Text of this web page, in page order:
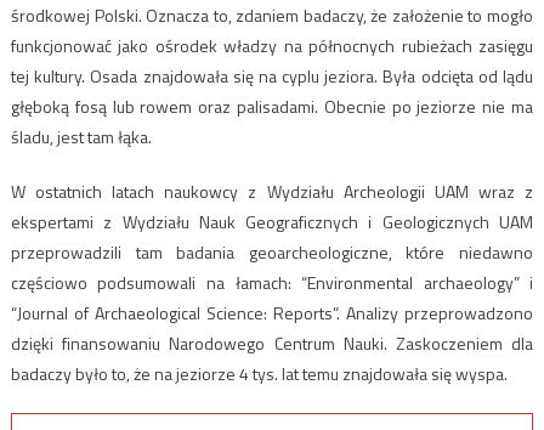
środkowej Polski. Oznacza to, zdaniem badaczy, że założenie to mogło
funkcjonować jako ośrodek władzy na północnych rubieżach zasięgu
tej kultury. Osada znajdowała się na cyplu jeziora. Była odcięta od lądu
głęboką fosą lub rowem oraz palisadami. Obecnie po jeziorze nie ma
śladu, jest tam łąka.
W ostatnich latach naukowcy z Wydziału Archeologii UAM wraz z
ekspertami z Wydziału Nauk Geograficznych i Geologicznych UAM
przeprowadzili tam badania geoarcheologiczne, które niedawno
częściowo podsumowali na łamach: “Environmental archaeology” i
“Journal of Archaeological Science: Reports”. Analizy przeprowadzono
dzięki finansowaniu Narodowego Centrum Nauki. Zaskoczeniem dla
badaczy było to, że na jeziorze 4 tys. lat temu znajdowała się wyspa.